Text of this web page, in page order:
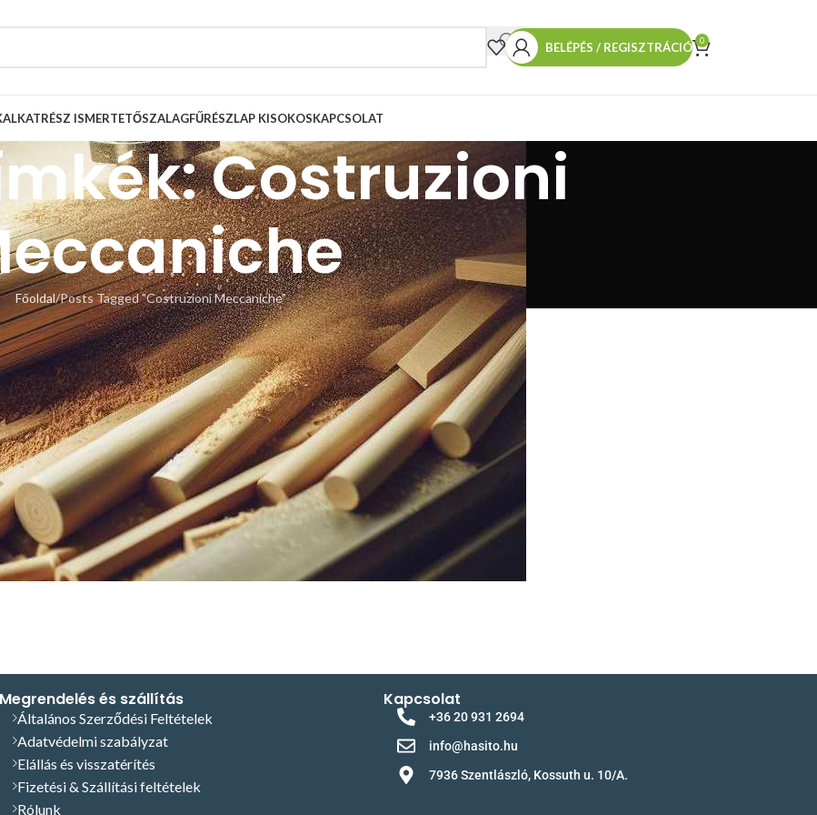
BELÉPÉS / REGISZTRÁCIÓ 0
ALKATRÉSZ ISMERTETŐSZALAGFŰRÉSZLAP KISOKOSKAPCSOLAT
Costruzioni
Főoldal Posts Tagged "Costruzioni Meccaniche"
Megrendelés és szállítás
Általános Szerződési Feltételek
Adatvédelmi szabályzat
Elállás és visszatérítés
Fizetési & Szállítási feltételek
Rólunk
Kapcsolat
+36 20 931 2694
info@hasito.hu
7936 Szentlászló, Kossuth u. 10/A.